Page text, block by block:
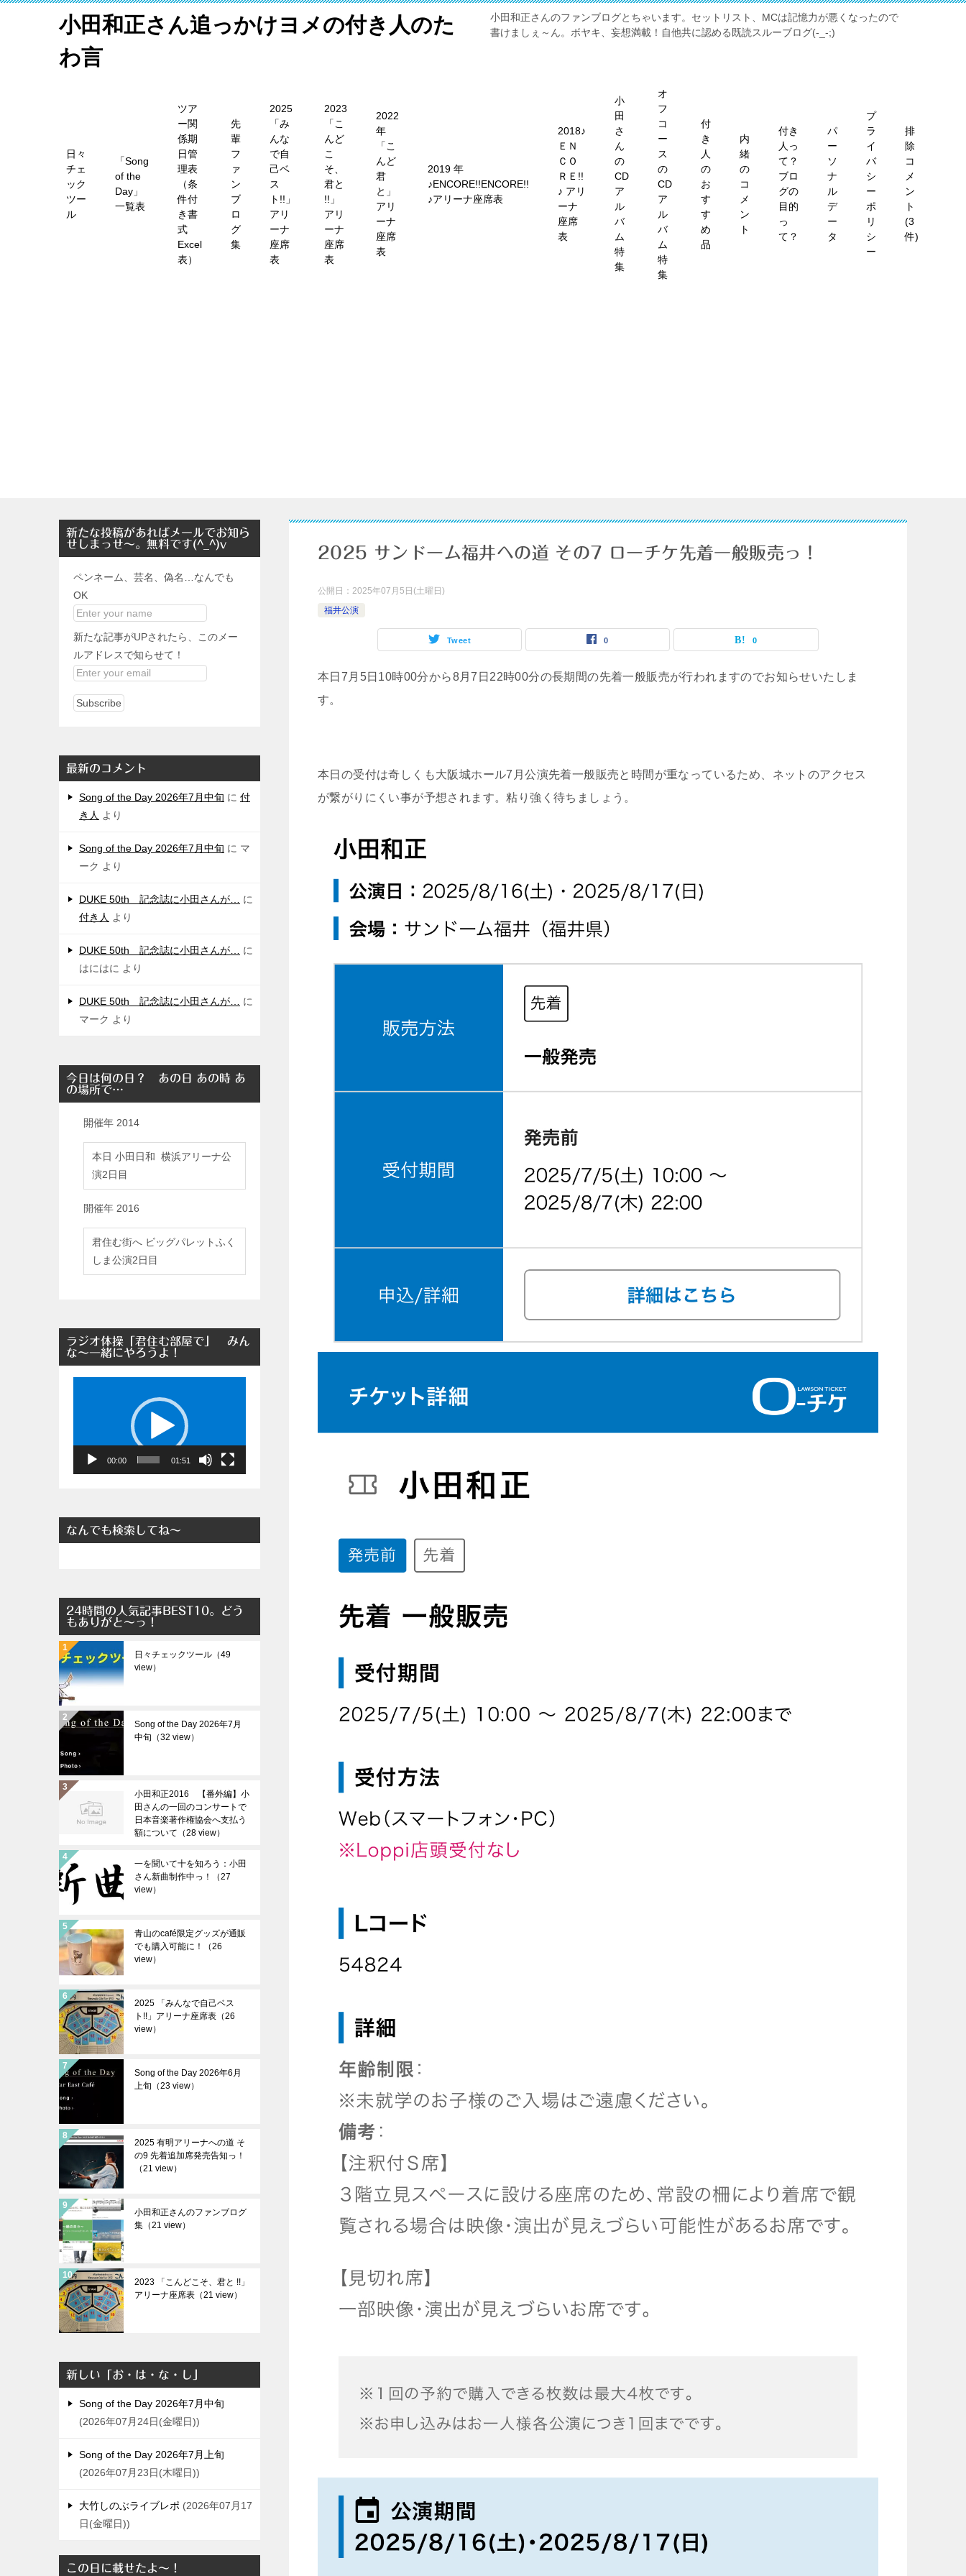
小田和正さん追っかけヨメの付き人のた
わ言
小田和正さんのファンブログとちゃいます。セットリスト、MCは記憶力が悪くなったので
書けましぇ～ん。ボヤキ、妄想満載！自他共に認める既読スルーブログ(-_-;)
日々
チェ
ック
ツー
ル
「Song
of the
Day」
一覧表
ツア
ー関
係期
日管
理表
（条
件付
き書
式
Excel
表）
先
輩
フ
ァ
ン
ブ
ロ
グ
集
2025
「み
んな
で自
己ベ
ス
ト!!」
アリ
ーナ
座席
表
2023
「こ
んど
こ
そ、
君と
!!」
アリ
ーナ
座席
表
2022
年
「こ
んど
君
と」
アリ
ーナ
座席
表
2019 年
♪ENCORE!!ENCORE!!
♪アリーナ座席表
2018♪
ＥＮ
ＣＯ
ＲＥ!!
♪ アリ
ーナ
座席
表
小
田
さ
ん
の
CD
ア
ル
バ
ム
特
集
オ
フ
コ
ー
ス
の
CD
ア
ル
バ
ム
特
集
付
き
人
の
お
す
す
め
品
内
緒
の
コ
メ
ン
ト
付き
人っ
て？
ブロ
グの
目的
っ
て？
パ
ー
ソ
ナ
ル
デ
ー
タ
プ
ラ
イ
バ
シ
ー
ポ
リ
シ
ー
排
除
コ
メ
ン
ト
(3
件)
2025 サンドーム福井への道 その7 ローチケ先着一般販売っ！
公開日： 2025年07月5日(土曜日)
福井公演
Tweet 0 0
本日7月5日10時00分から8月7日22時00分の長期間の先着一般販売が行われますのでお知らせいたしま
す。
本日の受付は奇しくも大阪城ホール7月公演先着一般販売と時間が重なっているため、ネットのアクセス
が繋がりにくい事が予想されます。粘り強く待ちましょう。
新たな投稿があればメールでお知ら
せしまっせ～。無料です(^_^)v
ペンネーム、芸名、偽名…なんでも
OK
新たな記事がUPされたら、このメー
ルアドレスで知らせて！
最新のコメント
Song of the Day 2026年7月中旬 に 付
き人 より
Song of the Day 2026年7月中旬 に マ
ーク より
DUKE 50th 記念誌に小田さんが…
に
付き人 より
DUKE 50th 記念誌に小田さんが…
に
はにはに より
DUKE 50th 記念誌に小田さんが…
に
マーク より
今日は何の日？ あの日 あの時 あ
の場所で…
開催年 2014
本日 小田日和 横浜アリーナ公
演2日目
開催年 2016
君住む街へ ビッグパレットふく
しま公演2日目
ラジオ体操「君住む部屋で」 みん
な～一緒にやろうよ！
ヤ
00:00 01:51
なんでも検索してね～
24時間の人気記事BEST10。どう
もありがと～っ！
日々チェックツール（49
view）
Song of the Day 2026年7月
中旬（32 view）
小田和正2016 【番外編】小
田さんの一回のコンサートで
日本音楽著作権協会へ支払う
額について（28 view）
一を聞いて十を知ろう：小田
さん新曲制作中っ！（27
view）
青山のcafé限定グッズが通販
でも購入可能に！（26
view）
2025 「みんなで自己ベス
ト!!」アリーナ座席表（26
view）
Song of the Day 2026年6月
上旬（23 view）
2025 有明アリーナへの道 そ
の9 先着追加席発売告知っ！
（21 view）
小田和正さんのファンブログ
集（21 view）
2023 「こんどこそ、君と !!」
アリーナ座席表（21 view）
新しい「お・は・な・し」
Song of the Day 2026年7月中旬
2026年07月24日(金曜日)
Song of the Day 2026年7月上旬
2026年07月23日(木曜日)
大竹しのぶライブレポ
2026年07月17
日(金曜日)
この日に載せたよ～！